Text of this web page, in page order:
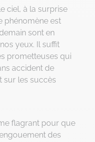
ciel, à la surprise
phénomène est
sont en
yeux. Il suffit
prometteuses qui
accident de
sur les succès
flagrant pour que
des